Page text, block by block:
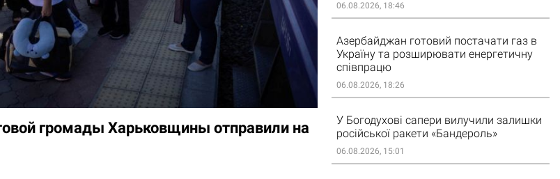
громады Харьковщины отправили на
06.08.2026, 18:46
Азербайджан готовий постачати газ в
Україну та розширювати енергетичну
співпрацю
06.08.2026, 18:26
У Богодухові сапери вилучили залишки
російської ракети «Бандероль»
06.08.2026, 15:01